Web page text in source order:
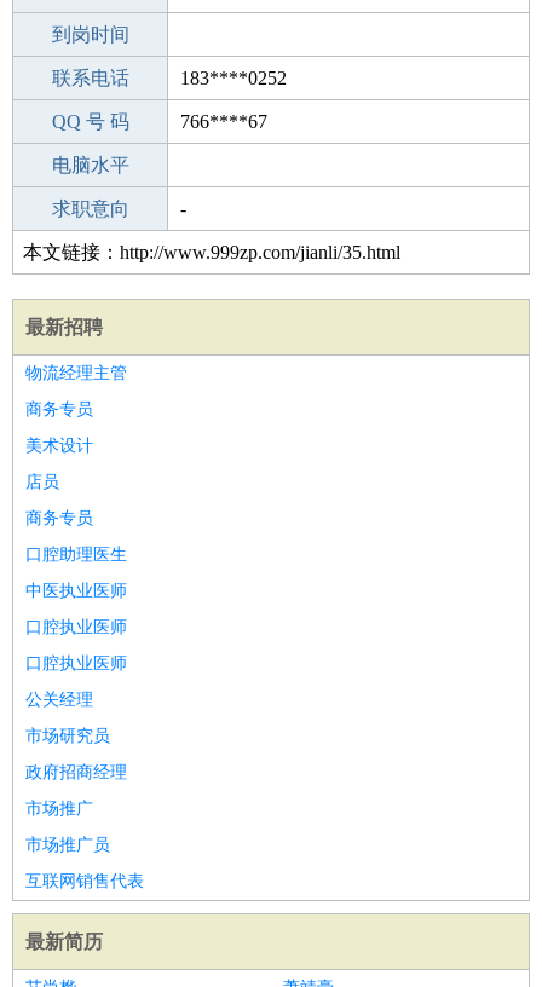
驾 照
到岗时间
期望月薪
联系电话 183****0252
手机号码 183****0252
QQ 号 码 766****67
微信号码
电脑水平
外语水平
求职意向 -
本文链接：http://www.999zp.com/jianli/35.html
最新招聘
物流经理主管
商务专员
美术设计
店员
商务专员
口腔助理医生
中医执业医师
口腔执业医师
口腔执业医师
公关经理
市场研究员
政府招商经理
市场推广
市场推广员
互联网销售代表
最新简历